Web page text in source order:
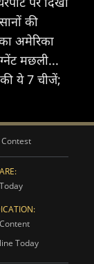
की
अमेरिका
मछली...
ये 7 चीजें;
Today